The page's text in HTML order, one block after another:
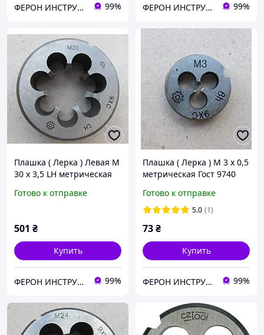
ФЕРОН ИНСТРУМЕНТ 99% ФЕРОН ИНСТРУМЕНТ 99%
Плашка ( Лерка ) Левая М
30 х 3,5 LH метрическая
Готово к отправке
501 ₴
Купить
ФЕРОН ИНСТРУМЕНТ 99%
Плашка ( Лерка ) М 3 х 0,5
метрическая Гост 9740
Готово к отправке
5.0 (1)
73₴
Купить
ФЕРОН ИНСТРУМЕНТ 99%